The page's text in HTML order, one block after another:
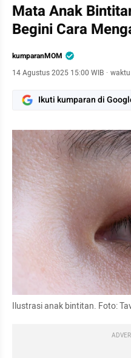
Mata Anak
Begini Cara
kumparanMOM
14 Agustus 2025 15:00 WIB ·
Ikuti kumparan di
Ilustrasi anak bintitan. Foto: